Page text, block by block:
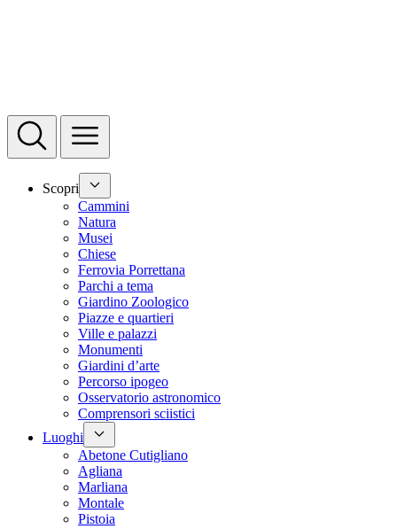
Scopri
Cammini
Natura
Musei
Chiese
Ferrovia Porrettana
Parchi a tema
Giardino Zoologico
Piazze e quartieri
Ville e palazzi
Monumenti
Giardini d’arte
Percorso ipogeo
Osservatorio astronomico
Comprensori sciistici
Luoghi
Abetone Cutigliano
Agliana
Marliana
Montale
Pistoia